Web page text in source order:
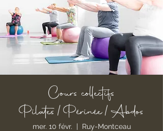
Cours collectifs
Pilates/Périnée/Abdos
mer. 10 févr.
  |
Ruy-Montceau